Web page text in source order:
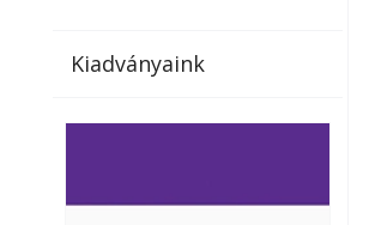
az otthonában, útközben vagy
elérhetők lapszámaink. Bárhol,
Kiadványaink